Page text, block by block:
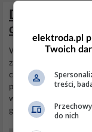
Delonghi
czerwony
Witam. Ekspresdo
zarzutu do czasu
czerwona kontrolka z
płuka i w chwili gdy
wykrzyknik.
gdy
wyłącza się go...
elektroda.pl
Twoich
treści,
do nich